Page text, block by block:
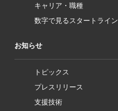
キャリア・職種
数字で見るスタートライン
お知らせ
トピックス
プレスリリース
支援技術